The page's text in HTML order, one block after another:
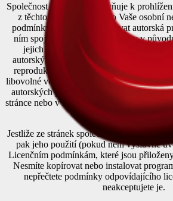
Společnost RAC Vás opravňuje k
z těchto stránek pouze pro Vaše osobní
podmínky, že budete dodržovat autorská
ním spojené, které jsou obsaženy v
jejich kopiích. Materiály na těchto
autorským zákonem a jakékoli
reprodukce, veřejné využívání,
libovolné veřejné nebo komerční účely)
autorských práv. Použití těchto materiálů
stránce nebo v síťovém počítačovém
Jestliže ze stránek společnosti RAC
pak jeho použití (pokud není výslovně
Licenčním podmínkám, které jsou
Nesmíte kopírovat nebo instalovat
nepřečtete podmínky odpovídajícího
neakceptujete je.